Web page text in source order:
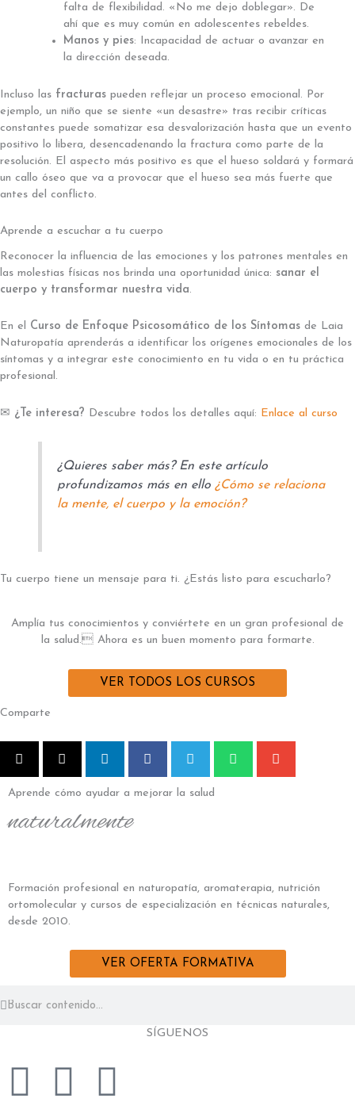
falta de flexibilidad. «No me dejo doblegar». De
ahí que es muy común en adolescentes rebeldes.
Manos y pies: Incapacidad de actuar o avanzar en
la dirección deseada.
Incluso las fracturas pueden reflejar un proceso emocional. Por
ejemplo, un niño que se siente «un desastre» tras recibir críticas
constantes puede somatizar esa desvalorización hasta que un evento
positivo lo libera, desencadenando la fractura como parte de la
resolución. El aspecto más positivo es que el hueso soldará y formará
un callo óseo que va a provocar que el hueso sea más fuerte que
antes del conflicto.
Aprende a escuchar a tu cuerpo
Reconocer la influencia de las emociones y los patrones mentales en
las molestias físicas nos brinda una oportunidad única: sanar el
cuerpo y transformar nuestra vida.
En el Curso de Enfoque Psicosomático de los Síntomas de Laia
Naturopatía aprenderás a identificar los orígenes emocionales de los
síntomas y a integrar este conocimiento en tu vida o en tu práctica
profesional.
✉ ¿Te interesa? Descubre todos los detalles aquí: Enlace al curso
¿Quieres saber más? En este artículo
profundizamos más en ello¿Cómo se relaciona
la mente, el cuerpo y la emoción?
Tu cuerpo tiene un mensaje para ti. ¿Estás listo para escucharlo?
Amplía tus conocimientos y conviértete en un gran profesional de
la salud. Ahora es un buen momento para formarte.
VER TODOS LOS CURSOS
Comparte
Aprende cómo ayudar a mejorar la salud
naturalmente
Formación profesional en naturopatía, aromaterapia, nutrición
ortomolecular y cursos de especialización en técnicas naturales,
desde 2010.
VER OFERTA FORMATIVA
SÍGUENOS
F
T
I